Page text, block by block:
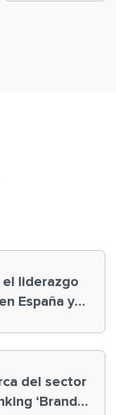
liderazgo
España y
del sector